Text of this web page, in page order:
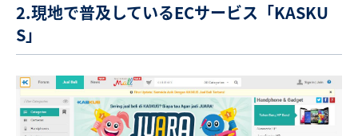
2.現地で普及しているECサービス「KASKU
S」